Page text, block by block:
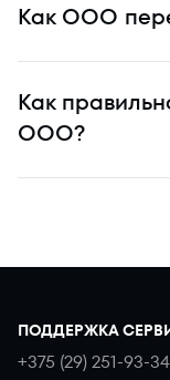
Как ООО
Как
ООО?
ПОДДЕРЖКА
+375 (29) 251-93-34